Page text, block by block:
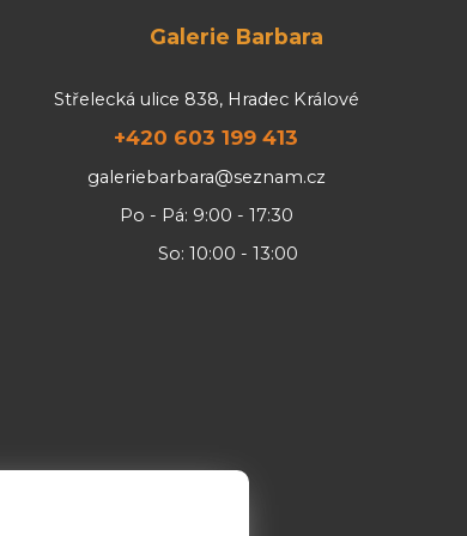
Galerie Barbara
Střelecká ulice 838, Hradec Králové
+420 603 199 413
galeriebarbara@seznam.cz
Po - Pá: 9:00 - 17:30
So: 10:00 - 13:00